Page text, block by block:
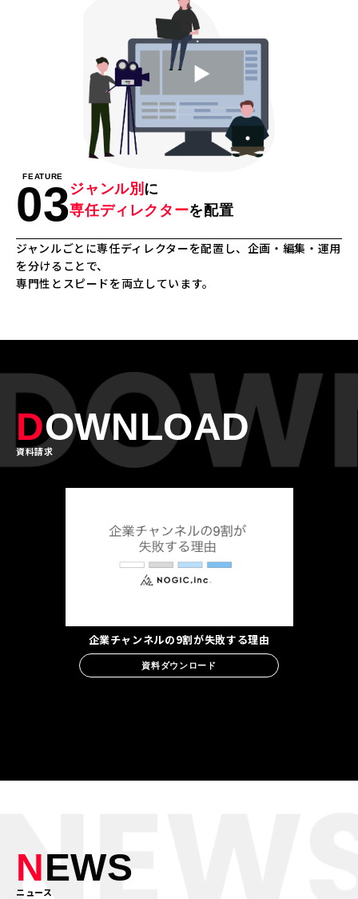
FEATURE
03ジャンル別 に
専任ディレクターを配置
ジャンルごとに専任ディレクターを配置し、企画・編集・運用
を分けることで、
専門性とスピードを両立しています。
DOWNLOAD
資料請求
企業チャンネルの9割が失敗する理由
資料ダウンロード
NEWS
ニュース